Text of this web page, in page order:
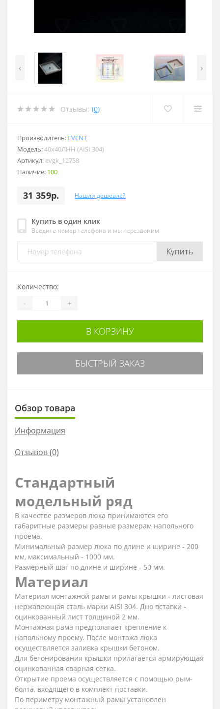
‹ ›
Отзывы: (0)
Производитель: EVENT
Модель:40x40ЛНН (AISI 304)
Артикул: evgk_12758
Наличие: 100
31 359р. Нашли дешевле?
Купить в один клик
Введите номер телефона и мы перезвоним
Купить
Количество:
- +
В КОРЗИНУ
БЫСТРЫЙ ЗАКАЗ
Обзор товара
Информация
Отзывов (0)
Стандартный
модельный ряд
В качестве размеров люка принимаются его
габаритные размеры равные размерам напольного
проема.
Минимальный размер люка по длине и ширине - 200
мм, максимальный - 1000 мм.
Размерный шаг по длине и ширине - 50 мм.
Материал
Материал монтажной рамы и рамы крышки - листовая
нержавеющая сталь марки AISI 304. Дно вставки -
оцинкованный лист толщиной 2 мм.
Монтажная рама предполагает крепление к
напольному проему. После монтажа люка
осуществляется заливка крышки бетоном.
Для бетонирования крышки прилагается армирующая
оцинкованная сварная сетка.
Открытие проема осуществляется с помощью рым-
болта, входящего в комплект поставки.
По периметру монтажный рамы установлен